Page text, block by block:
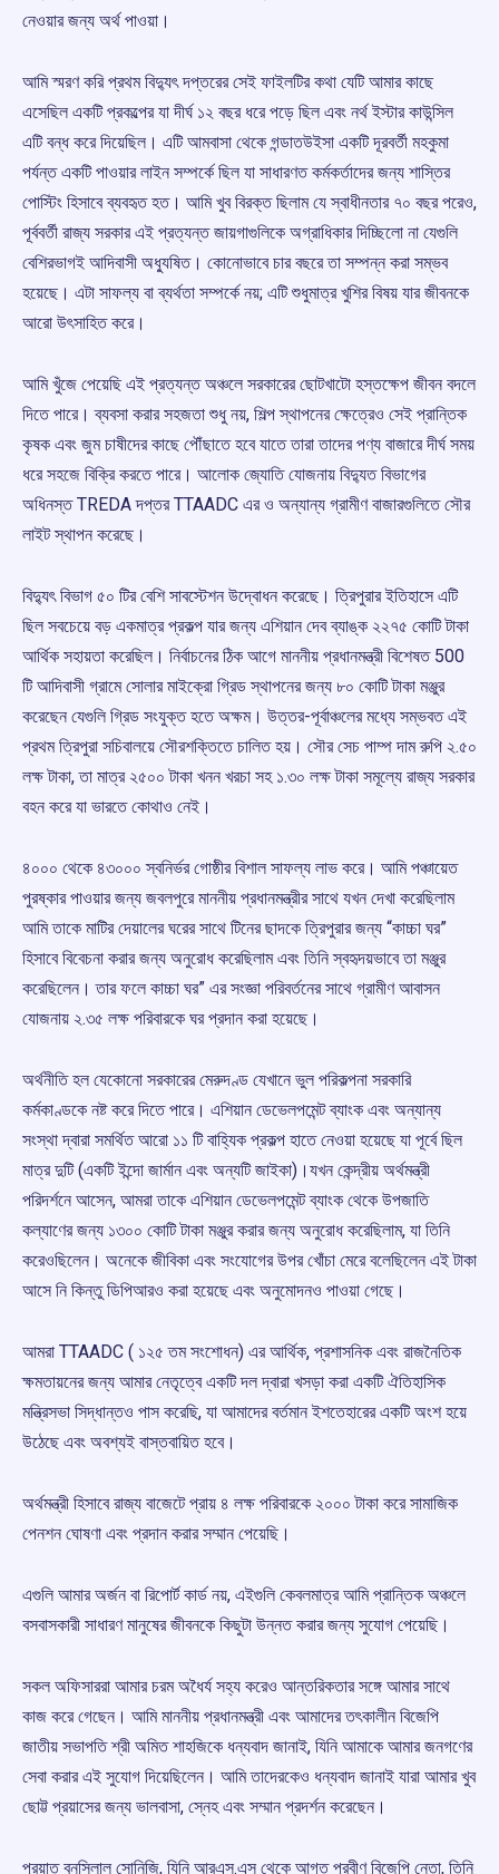
নেওয়ার জন্য অর্থ পাওয়া।
আমি স্মরণ করি প্রথম বিদ্যুৎ দপ্তরের সেই ফাইলটির কথা যেটি আমার কাছে
এসেছিল একটি প্রকল্পের যা দীর্ঘ ১২ বছর ধরে পড়ে ছিল এবং নর্থ ইস্টার কাউন্সিল
এটি বন্ধ করে দিয়েছিল। এটি আমবাসা থেকে গন্ডাতউইসা একটি দূরবর্তী মহকুমা
পর্যন্ত একটি পাওয়ার লাইন সম্পর্কে ছিল যা সাধারণত কর্মকর্তাদের জন্য শাস্তির
পোস্টিং হিসাবে ব্যবহৃত হত। আমি খুব বিরক্ত ছিলাম যে স্বাধীনতার ৭০ বছর পরেও,
পূর্ববর্তী রাজ্য সরকার এই প্রত্যন্ত জায়গাগুলিকে অগ্রাধিকার দিচ্ছিলো না যেগুলি
বেশিরভাগই আদিবাসী অধ্যুষিত। কোনোভাবে চার বছরে তা সম্পন্ন করা সম্ভব
হয়েছে। এটা সাফল্য বা ব্যর্থতা সম্পর্কে নয়; এটি শুধুমাত্র খুশির বিষয় যার জীবনকে
আরো উৎসাহিত করে।
আমি খুঁজে পেয়েছি এই প্রত্যন্ত অঞ্চলে সরকারের ছোটখাটো হস্তক্ষেপ জীবন বদলে
দিতে পারে। ব্যবসা করার সহজতা শুধু নয়, শিল্প স্থাপনের ক্ষেত্রেও সেই প্রান্তিক
কৃষক এবং জুম চাষীদের কাছে পৌঁছাতে হবে যাতে তারা তাদের পণ্য বাজারে দীর্ঘ সময়
ধরে সহজে বিক্রি করতে পারে। আলোক জ্যোতি যোজনায় বিদ্যুত বিভাগের
অধিনস্ত TREDA দপ্তর TTAADC এর ও অন্যান্য গ্রামীণ বাজারগুলিতে সৌর
লাইট স্থাপন করেছে।
বিদ্যুৎ বিভাগ ৫০ টির বেশি সাবস্টেশন উদ্বোধন করেছে। ত্রিপুরার ইতিহাসে এটি
ছিল সবচেয়ে বড় একমাত্র প্রকল্প যার জন্য এশিয়ান দেব ব্যাঙ্ক ২২৭৫ কোটি টাকা
আর্থিক সহায়তা করেছিল। নির্বাচনের ঠিক আগে মাননীয় প্রধানমন্ত্রী বিশেষত 500
টি আদিবাসী গ্রামে সোলার মাইক্রো গ্রিড স্থাপনের জন্য ৮০ কোটি টাকা মঞ্জুর
করেছেন যেগুলি গ্রিড সংযুক্ত হতে অক্ষম। উত্তর-পূর্বাঞ্চলের মধ্যে সম্ভবত এই
প্রথম ত্রিপুরা সচিবালয়ে সৌরশক্তিতে চালিত হয়। সৌর সেচ পাম্প দাম রুপি ২.৫০
লক্ষ টাকা, তা মাত্র ২৫০০ টাকা খনন খরচা সহ ১.৩০ লক্ষ টাকা সমূল্যে রাজ্য সরকার
বহন করে যা ভারতে কোথাও নেই।
৪০০০ থেকে ৪৩০০০ স্বনির্ভর গোষ্ঠীর বিশাল সাফল্য লাভ করে। আমি পঞ্চায়েত
পুরষ্কার পাওয়ার জন্য জবলপুরে মাননীয় প্রধানমন্ত্রীর সাথে যখন দেখা করেছিলাম
আমি তাকে মাটির দেয়ালের ঘরের সাথে টিনের ছাদকে ত্রিপুরার জন্য “কাচ্চা ঘর”
হিসাবে বিবেচনা করার জন্য অনুরোধ করেছিলাম এবং তিনি স্বহৃদয়ভাবে তা মঞ্জুর
করেছিলেন। তার ফলে কাচ্চা ঘর” এর সংজ্ঞা পরিবর্তনের সাথে গ্রামীণ আবাসন
যোজনায় ২.৩৫ লক্ষ পরিবারকে ঘর প্রদান করা হয়েছে।
অর্থনীতি হল যেকোনো সরকারের মেরুদণ্ড যেখানে ভুল পরিকল্পনা সরকারি
কর্মকাণ্ডকে নষ্ট করে দিতে পারে। এশিয়ান ডেভেলপমেন্ট ব্যাংক এবং অন্যান্য
সংস্থা দ্বারা সমর্থিত আরো ১১ টি বাহ্যিক প্রকল্প হাতে নেওয়া হয়েছে যা পূর্বে ছিল
মাত্র দুটি (একটি ইন্দো জার্মান এবং অন্যটি জাইকা)।যখন কেন্দ্রীয় অর্থমন্ত্রী
পরিদর্শনে আসেন, আমরা তাকে এশিয়ান ডেভেলপমেন্ট ব্যাংক থেকে উপজাতি
কল্যাণের জন্য ১৩০০ কোটি টাকা মঞ্জুর করার জন্য অনুরোধ করেছিলাম, যা তিনি
করেওছিলেন। অনেকে জীবিকা এবং সংযোগের উপর খোঁচা মেরে বলেছিলেন এই টাকা
আসে নি কিন্তু ডিপিআরও করা হয়েছে এবং অনুমোদনও পাওয়া গেছে।
আমরা TTAADC ( ১২৫ তম সংশোধন) এর আর্থিক, প্রশাসনিক এবং রাজনৈতিক
ক্ষমতায়নের জন্য আমার নেতৃত্বে একটি দল দ্বারা খসড়া করা একটি ঐতিহাসিক
মন্ত্রিসভা সিদ্ধান্তও পাস করেছি, যা আমাদের বর্তমান ইশতেহারের একটি অংশ হয়ে
উঠেছে এবং অবশ্যই বাস্তবায়িত হবে।
অর্থমন্ত্রী হিসাবে রাজ্য বাজেটে প্রায় ৪ লক্ষ পরিবারকে ২০০০ টাকা করে সামাজিক
পেনশন ঘোষণা এবং প্রদান করার সম্মান পেয়েছি।
এগুলি আমার অর্জন বা রিপোর্ট কার্ড নয়, এইগুলি কেবলমাত্র আমি প্রান্তিক অঞ্চলে
বসবাসকারী সাধারণ মানুষের জীবনকে কিছুটা উন্নত করার জন্য সুযোগ পেয়েছি।
সকল অফিসাররা আমার চরম অধৈর্য সহ্য করেও আন্তরিকতার সঙ্গে আমার সাথে
কাজ করে গেছেন। আমি মাননীয় প্রধানমন্ত্রী এবং আমাদের তৎকালীন বিজেপি
জাতীয় সভাপতি শ্রী অমিত শাহজিকে ধন্যবাদ জানাই, যিনি আমাকে আমার জনগণের
সেবা করার এই সুযোগ দিয়েছিলেন। আমি তাদেরকেও ধন্যবাদ জানাই যারা আমার খুব
ছোট্ট প্রয়াসের জন্য ভালবাসা, স্নেহ এবং সম্মান প্রদর্শন করেছেন।
প্রয়াত বনসিলাল সোনিজি, যিনি আরএস.এস থেকে আগত প্রবীণ বিজেপি নেতা, তিনি